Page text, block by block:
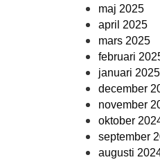
maj 2025
april 2025
mars 2025
februari
januari 2025
december
november
oktober
september
augusti